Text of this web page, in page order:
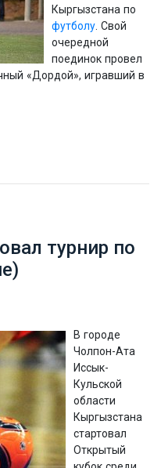
Кыргызстана по
футболу . Свой
очередной
поединок провел
«Дордой», игравший в
турнир по
В городе
Чолпон-Ата
Иссык-
Кульской
области
Кыргызстана
стартовал
Открытый